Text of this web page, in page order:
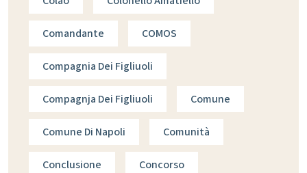
Comandante COMOS
Compagnia Dei Figliuoli
Compagnja Dei Figliuoli Comune
Comune Di Napoli Comunità
Conclusione Concorso